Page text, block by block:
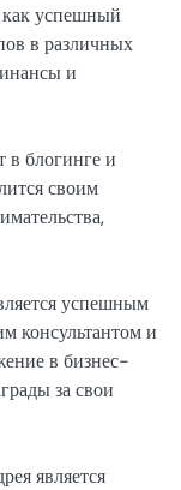
как успешный
в различных
и
в блогинге и
своим
успешным
консультантом и
в бизнес-
за свои
является